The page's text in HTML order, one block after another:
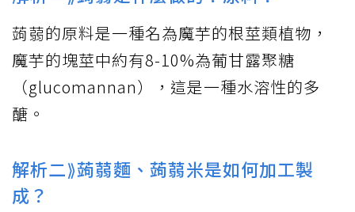
蒟蒻的原料是一種名為魔芋的根莖類植物，
魔芋的塊莖中約有8-10%為葡甘露聚糖
（glucomannan），這是一種水溶性的多
醣。
解析二⟫蒟蒻麵、蒟蒻米是如何加工製
成？